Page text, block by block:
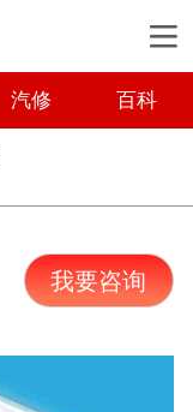
汽修 百科
我要咨询